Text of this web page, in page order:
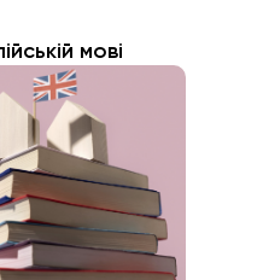
мові